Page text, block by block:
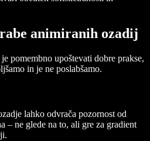
animiranih ozadij
pomembno upoštevati dobre prakse,
in je ne poslabšamo.
lahko odvrača pozornost od
– ne glede na to, ali gre za gradient